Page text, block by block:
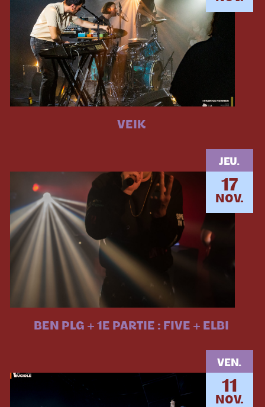
VEIK
JEU.
17
NOV.
BEN PLG + 1E PARTIE : FIVE + ELBI
VEN.
11
NOV.